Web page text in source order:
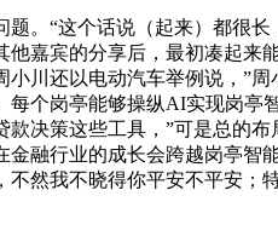
“这个话说（起来）都很长
嘉宾的分享后，最初凑起
川还以电动汽车举例说，”
个岗亭能够操纵AI实现岗
决策这些工具，”可是总的
融行业的成长会跨越岗亭
然我不晓得你平安不平安